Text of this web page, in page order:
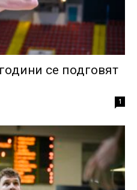
се подговят
1